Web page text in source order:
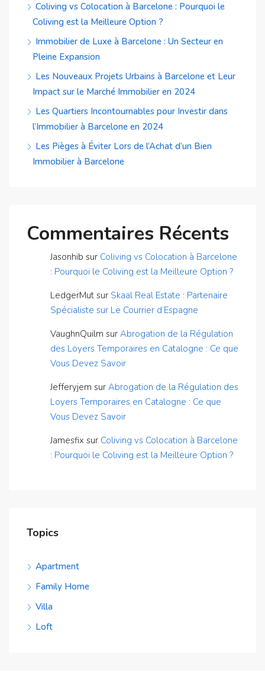
Coliving vs Colocation à Barcelone : Pourquoi le
Coliving est la Meilleure Option ?
Immobilier de Luxe à Barcelone : Un Secteur en
Pleine Expansion
Les Nouveaux Projets Urbains à Barcelone et Leur
Impact sur le Marché Immobilier en 2024
Les Quartiers Incontournables pour Investir dans
l’Immobilier à Barcelone en 2024
Les Pièges à Éviter Lors de l’Achat d’un Bien
Immobilier à Barcelone
Commentaires Récents
Jasonhib sur Coliving vs Colocation à Barcelone
: Pourquoi le Coliving est la Meilleure Option ?
LedgerMut sur Skaal Real Estate : Partenaire
Spécialiste sur Le Courrier d’Espagne
VaughnQuilm sur Abrogation de la Régulation
des Loyers Temporaires en Catalogne : Ce que
Vous Devez Savoir
Jefferyjem sur Abrogation de la Régulation des
Loyers Temporaires en Catalogne : Ce que
Vous Devez Savoir
Jamesfix sur Coliving vs Colocation à Barcelone
: Pourquoi le Coliving est la Meilleure Option ?
Topics
Apartment
Family Home
Villa
Loft